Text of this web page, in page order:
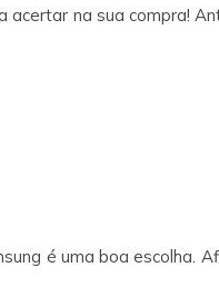
acertar na sua compra!
é uma boa escolha.